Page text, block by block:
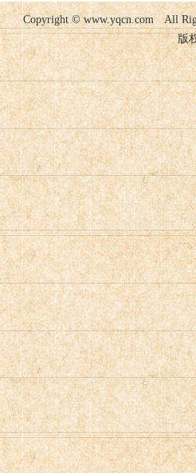
Copyright © www.yqcn.com All
版